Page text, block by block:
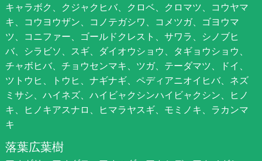
キャラボク、クジャクヒバ、クロベ、クロマツ、コウヤマ
キ、コウヨウザン、コノテガシワ、コメツガ、ゴヨウマ
ツ、コニファー、ゴールドクレスト、サワラ、シノブヒ
バ、シラビソ、スギ、ダイオウショウ、タギョウショウ、
チャボヒバ、チョウセンマキ、ツガ、テーダマツ、ドイ、
ツトウヒ、トウヒ、ナギナギ、ペディアニオイヒバ、ネズ
ミサシ、ハイネズ、ハイビャクシンハイビャクシン、ヒノ
キ、ヒノキアスナロ、ヒマラヤスギ、モミノキ、ラカンマ
キ
落葉広葉樹